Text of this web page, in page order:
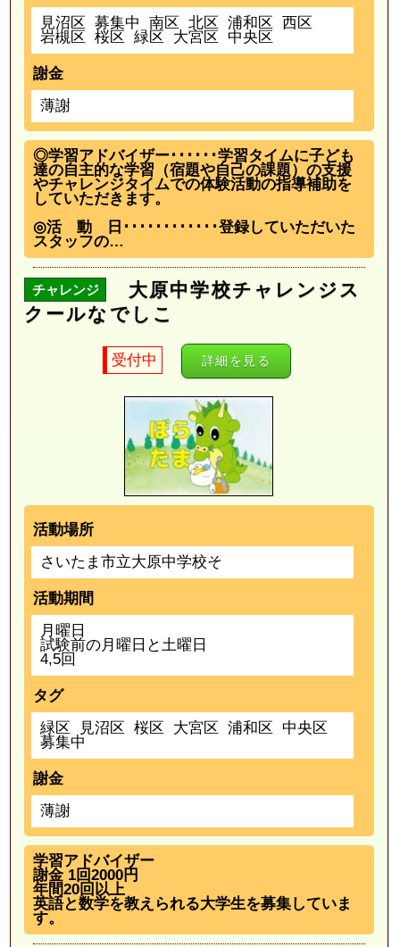
見沼区 募集中 南区 北区 浦和区 西区
岩槻区 桜区 緑区 大宮区 中央区
謝金
薄謝
◎学習アドバイザー･･････学習タイムに子ども
達の自主的な学習（宿題や自己の課題）の支援
やチャレンジタイムでの体験活動の指導補助を
していただきます。
◎活 動 日････････････登録していただいた
スタッフの…
チャレンジ
大原中学校チャレンジス
クールなでしこ
受付中 詳細を見る
活動場所
さいたま市立大原中学校そ
活動期間
月曜日
試験前の月曜日と土曜日
4,5回
タグ
緑区
見沼区 桜区 大宮区 浦和区
中央区
募集中
謝金
薄謝
学習アドバイザー
謝金 1回2000円
年間20回以上
英語と数学を教えられる大学生を募集していま
す。